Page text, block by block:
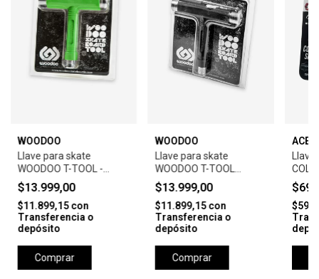
WOODOO
Llave para skate
WOODOO T-TOOL -
GREEN
$13.999,00
$11.899,15con
Transferencia o
depósito
Comprar
WOODOO
Llave para skate
WOODOO T-TOOL
BLACK
$13.999,00
$11.899,15con
Transferencia o
depósito
Comprar
ACE
Llave